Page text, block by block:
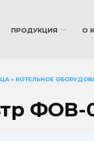
ПРОДУКЦИЯ О
» КОТЕЛЬНОЕ
ФОВ-